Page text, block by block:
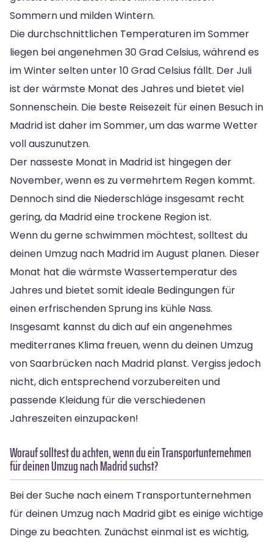
Sommern und milden Wintern.
Die durchschnittlichen Temperaturen im Sommer
liegen bei angenehmen 30 Grad Celsius, während es
im Winter selten unter 10 Grad Celsius fällt. Der Juli
ist der wärmste Monat des Jahres und bietet viel
Sonnenschein. Die beste Reisezeit für einen Besuch in
Madrid ist daher im Sommer, um das warme Wetter
voll auszunutzen.
Der nasseste Monat in Madrid ist hingegen der
November, wenn es zu vermehrtem Regen kommt.
Dennoch sind die Niederschläge insgesamt recht
gering, da Madrid eine trockene Region ist.
Wenn du gerne schwimmen möchtest, solltest du
deinen Umzug nach Madrid im August planen. Dieser
Monat hat die wärmste Wassertemperatur des
Jahres und bietet somit ideale Bedingungen für
einen erfrischenden Sprung ins kühle Nass.
Insgesamt kannst du dich auf ein angenehmes
mediterranes Klima freuen, wenn du deinen Umzug
von Saarbrücken nach Madrid planst. Vergiss jedoch
nicht, dich entsprechend vorzubereiten und
passende Kleidung für die verschiedenen
Jahreszeiten einzupacken!
Worauf solltest du achten, wenn du ein Transportunternehmen
für deinen Umzug nach Madrid suchst?
Bei der Suche nach einem Transportunternehmen
für deinen Umzug nach Madrid gibt es einige wichtige
Dinge zu beachten. Zunächst einmal ist es wichtig,